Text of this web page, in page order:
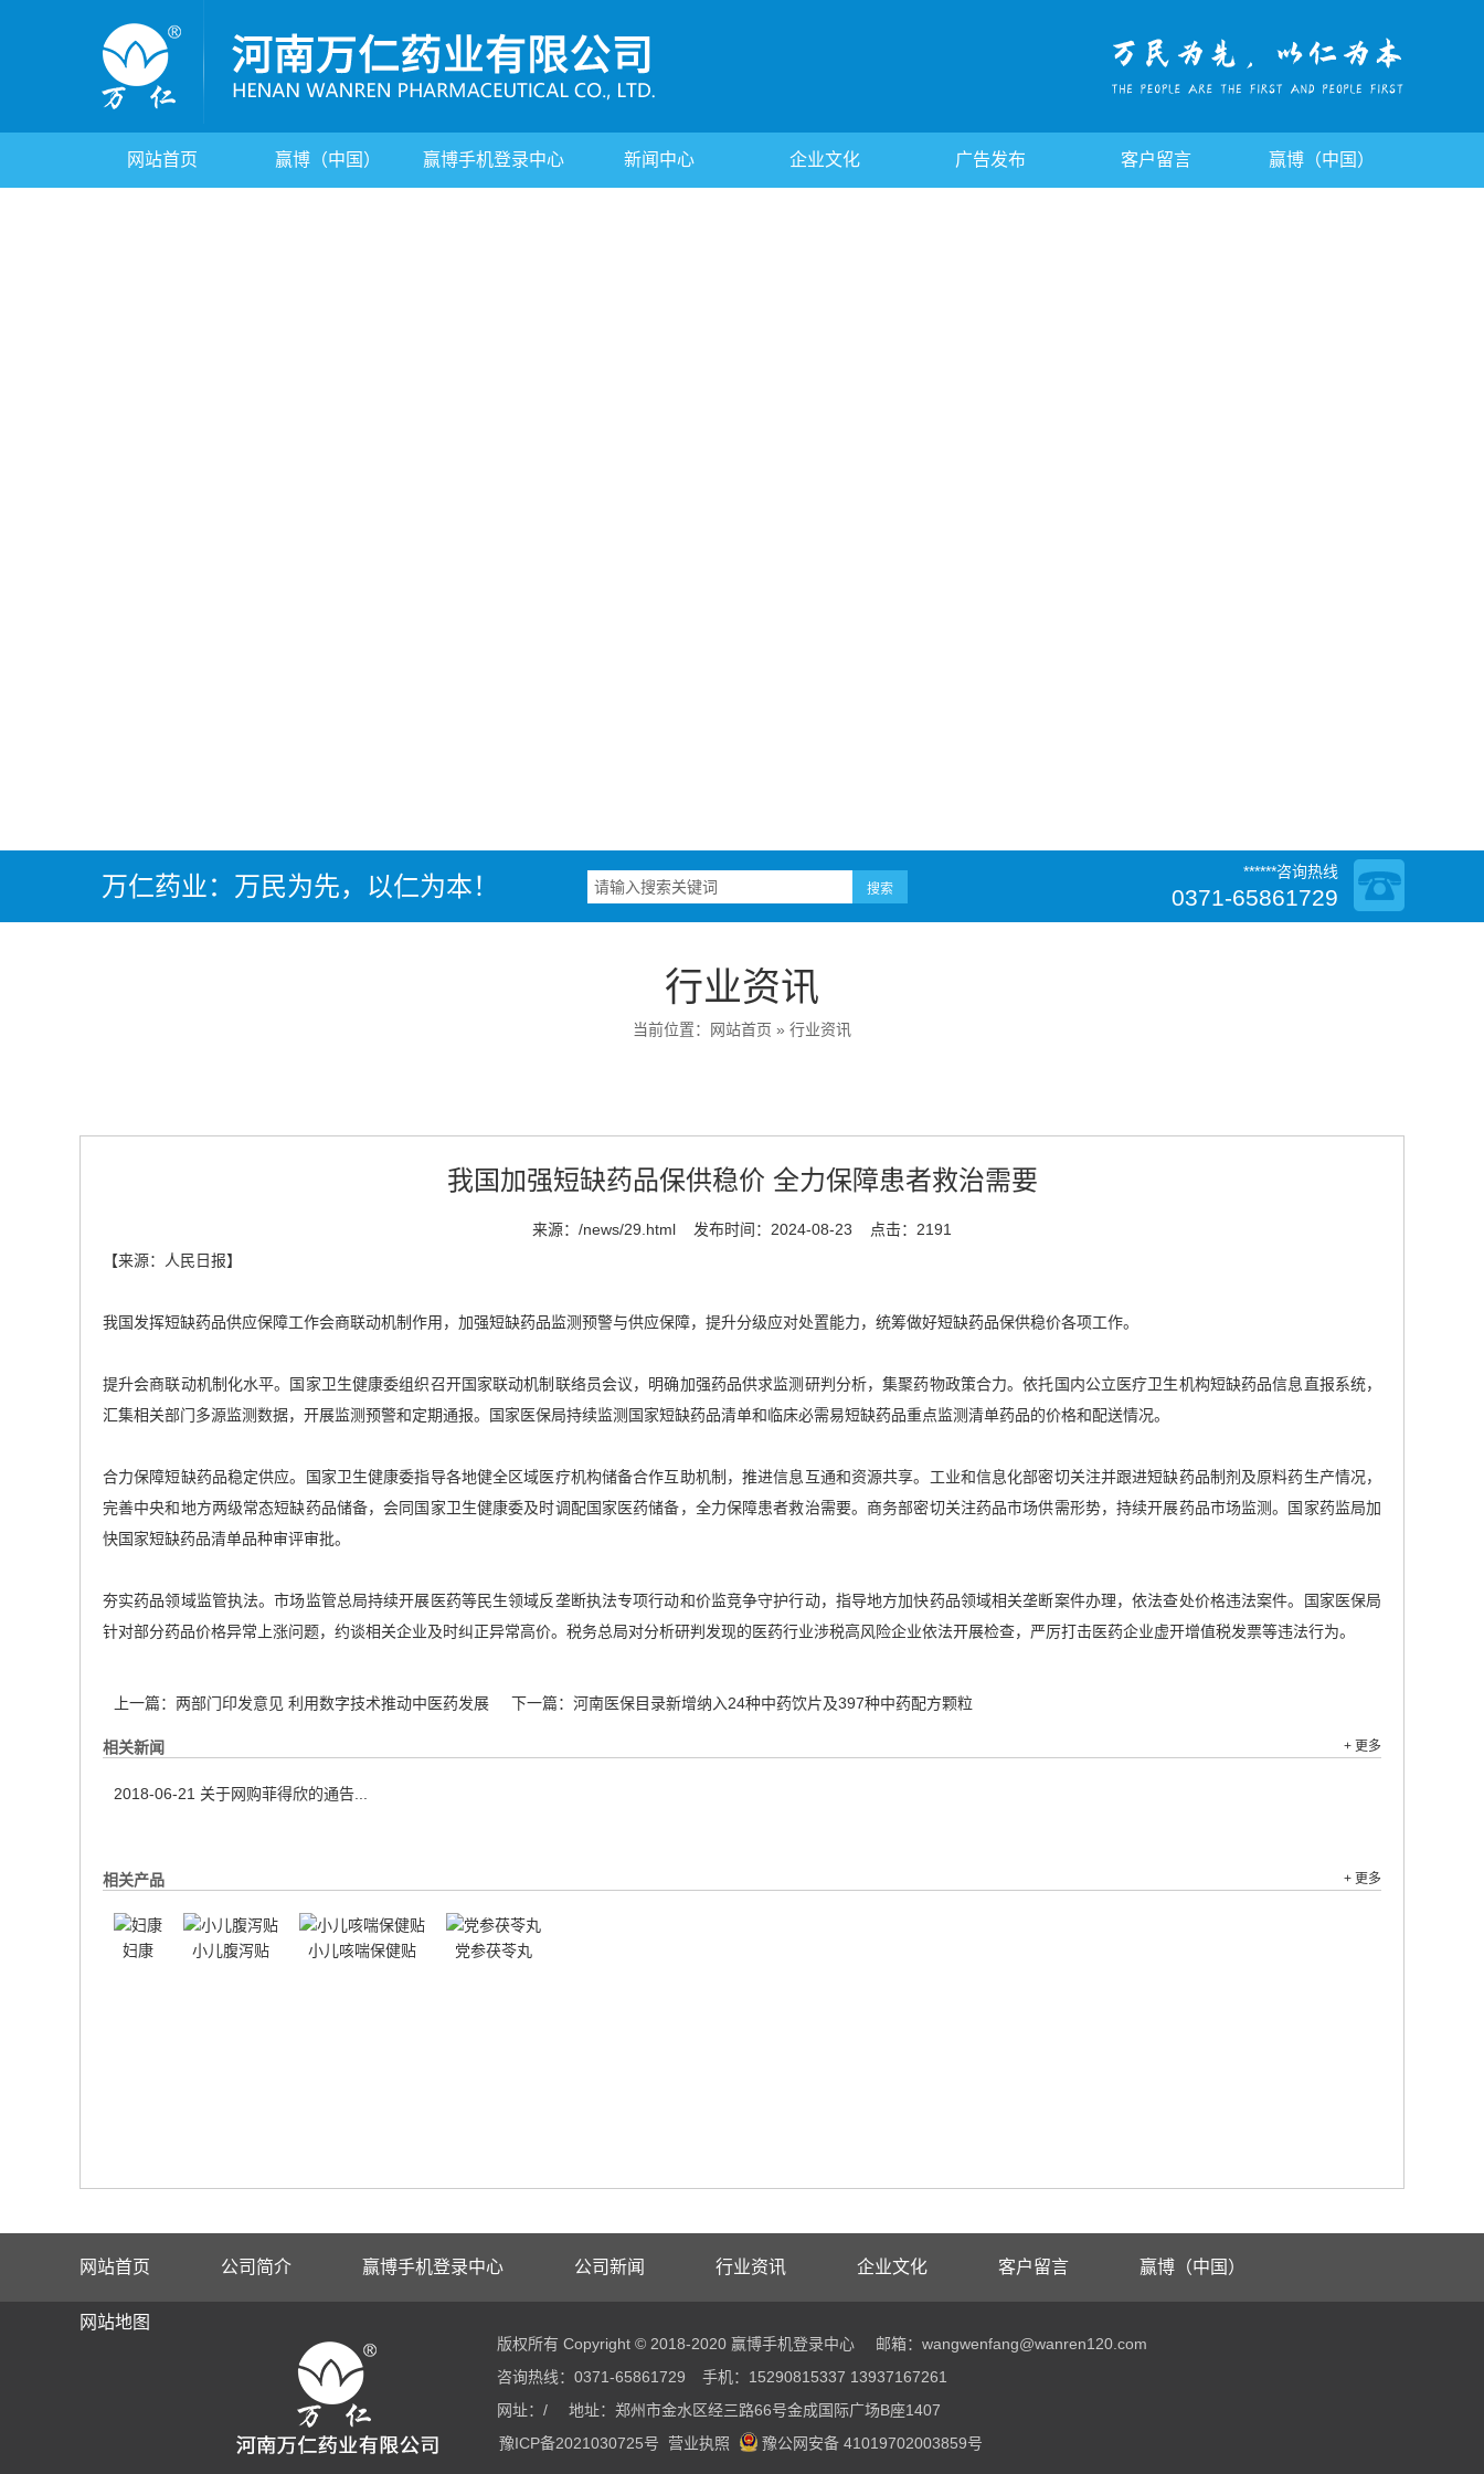
网站首页 赢博（中国） 赢博手机登录中心 新闻中心 企业文化 广告发布 客户留言 赢博（中国）
万仁药业：万民为先，以仁为本！ ******咨询热线
0371-65861729
行业资讯
当前位置： 网站首页 » 行业资讯
我国加强短缺药品保供稳价 全力保障患者救治需要
来源： /news/29.html 发布时间：2024-08-23
点击：2191
【来源：人民日报】
我国发挥短缺药品供应保障工作会商联动机制作用，加强短缺药品监测预警与供应保障，提升分级应对处置能力，统筹做好短缺药品保供稳价各项工作。
提升会商联动机制化水平。国家卫生健康委组织召开国家联动机制联络员会议，明确加强药品供求监测研判分析，集聚药物政策合力。依托国内公立医疗卫生机构短缺药品信息直报系统，
汇集相关部门多源监测数据，开展监测预警和定期通报。国家医保局持续监测国家短缺药品清单和临床必需易短缺药品重点监测清单药品的价格和配送情况。
合力保障短缺药品稳定供应。国家卫生健康委指导各地健全区域医疗机构储备合作互助机制，推进信息互通和资源共享。工业和信息化部密切关注并跟进短缺药品制剂及原料药生产情况，
完善中央和地方两级常态短缺药品储备，会同国家卫生健康委及时调配国家医药储备，全力保障患者救治需要。商务部密切关注药品市场供需形势，持续开展药品市场监测。国家药监局加
快国家短缺药品清单品种审评审批。
夯实药品领域监管执法。市场监管总局持续开展医药等民生领域反垄断执法专项行动和价监竞争守护行动，指导地方加快药品领域相关垄断案件办理，依法查处价格违法案件。国家医保局
针对部分药品价格异常上涨问题，约谈相关企业及时纠正异常高价。税务总局对分析研判发现的医药行业涉税高风险企业依法开展检查，严厉打击医药企业虚开增值税发票等违法行为。
上一篇： 两部门印发意见 利用数字技术推动中医药发展 下一篇： 河南医保目录新增纳入24种中药饮片及397种中药配方颗粒
相关新闻 + 更多
2018-06-21 关于网购菲得欣的通告...
相关产品 + 更多
妇康 小儿腹泻贴 小儿咳喘保健贴 党参茯苓丸
网站首页 公司简介 赢博手机登录中心 公司新闻 行业资讯 企业文化 客户留言 赢博（中国）
网站地图
版权所有 Copyright © 2018-2020 赢博手机登录中心
邮箱：wangwenfang@wanren120.com
咨询热线：0371-65861729
手机：15290815337 13937167261
网址：/
地址：郑州市金水区经三路66号金成国际广场B座1407
豫ICP备2021030725号
营业执照 豫公网安备 41019702003859号